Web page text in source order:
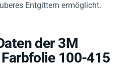
Entgittern ermöglicht.
der 3M
Farbfolie 100-415